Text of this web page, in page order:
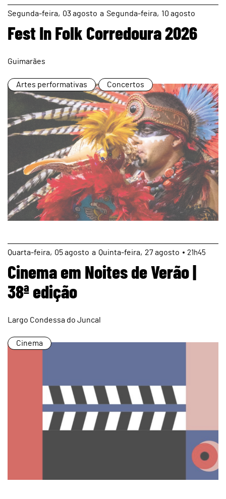
page 03agosto
Segunda a 10 agosto
Segunda
Fest In Folk Corredoura 2026
Guimarães
Artes performativas Concertos
page05agosto
Quarta a 27agosto
Quinta 21h45
Cinema em Noites de Verão |
38ª edição
Largo Condessa do Juncal
Cinema